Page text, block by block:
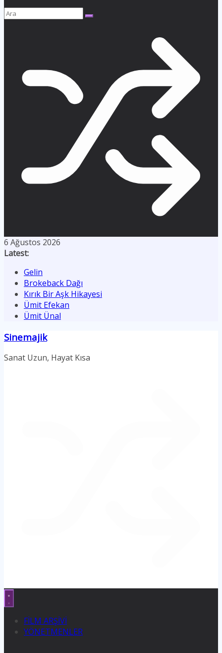
6 Ağustos 2026
Latest:
Gelin
Brokeback Dağı
Kırık Bir Aşk Hikayesi
Ümit Efekan
Ümit Ünal
Sinemajik
Sanat Uzun, Hayat Kısa
FİLM ARŞİVİ
YÖNETMENLER